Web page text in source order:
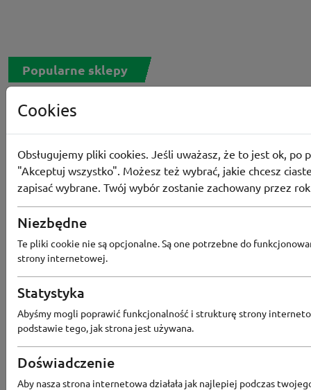
Popularne sklepy
RTV EURO AGD
MEDIA EXPERT
EOBUWIE
KOMPUTRONIK
BORN2BE
KOMFORT CCC SMYK
LOUNGE BY ZALANDO
ALLEGRO
SHEIN
ERLI ANSWEAR 4F OLEOLE!
NOTINO
LIDL
ZNAK
RENEE
Cookies
Obsługujemy pliki cookies. Jeśli uważasz, że to jest ok, po
"Akceptuj wszystko". Możesz też wybrać, jakie chcesz
zapisać wybrane. Twój wybór zostanie zachowany przez
Niezbędne
Te pliki cookie nie są opcjonalne. Są one potrzebne do
strony internetowej.
Statystyka
Abyśmy mogli poprawić funkcjonalność i strukturę strony
podstawie tego, jak strona jest używana.
Doświadczenie
Aby nasza strona internetowa działała jak najlepiej podczas